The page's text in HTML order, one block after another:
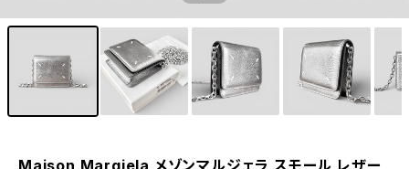
Maison Margiela メゾンマルジェラ スモール レザー